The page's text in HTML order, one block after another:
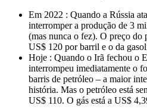
Em 2022 : Quando a Rússia
interromper a produção de 3
(mas nunca o fez). O preço do
US$ 120 por barril e o da
Hoje : Quando o Irã fechou o
interrompeu imediatamente o
barris de petróleo – a maior
história. Mas o petróleo está
US$ 110. O gás está a US$